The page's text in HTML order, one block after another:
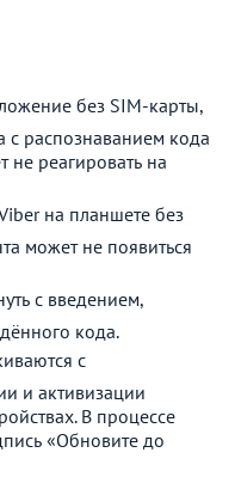
без SIM-карты,
с распознаванием кода
реагировать на
на планшете без
может не появиться
с введением,
кода.
с
и активизации
В процессе
«Обновите до